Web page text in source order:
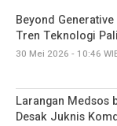
Beyond
Tren Teknologi
30 Mei 2026 - 10:46
Larangan Medsos
Desak Juknis